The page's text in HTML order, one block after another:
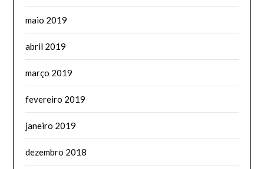
maio 2019
abril 2019
março 2019
fevereiro 2019
janeiro 2019
dezembro 2018